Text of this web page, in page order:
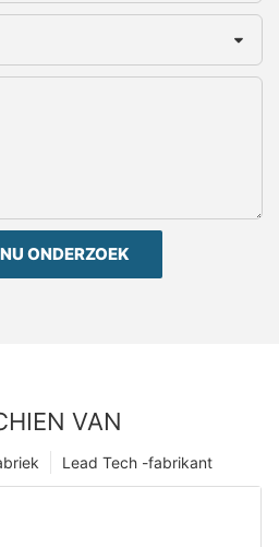
ONDERZOEK
VAN
Lead Tech -fabrikant